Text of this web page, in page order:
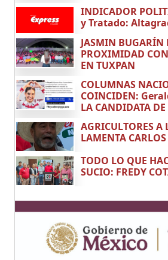
INDICADOR
y Tratado:
JASMIN BUGARÍN
PROXIMIDAD
EN TUXPAN
COLUMNAS
COINCIDEN:
LA CANDIDATA
AGRICULTORES A
LAMENTA
TODO LO QUE
SUCIO: FREDY